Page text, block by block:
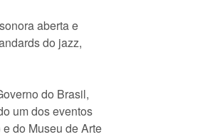
aberta e
do jazz,
do Brasil,
um dos eventos
do Museu de Arte